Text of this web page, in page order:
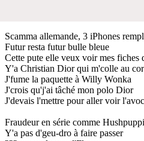
Scamma allemande, 3 iPhones
Futur resta futur bulle bleue
Cette pute elle veux voir mes fiches
Y'a Christian Dior qui m'colle au
J'fume la paquette à Willy Wonka
J'crois qu'j'ai tâché mon polo Dior
J'devais l'mettre pour aller voir
Fraudeur en série comme Hushpuppi
Y'a pas d'geu-dro à faire passer